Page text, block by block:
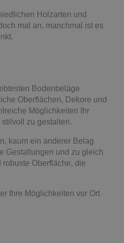
Holzarten und
mal an, manchmal ist es
Bodenbeläge
Oberflächen, Dekore und
Möglichkeiten Ihr
zu gestalten.
kaum ein anderer Belag
Gestaltungen und zu gleich
Oberfläche, die
Ihre Möglichkeiten vor Ort